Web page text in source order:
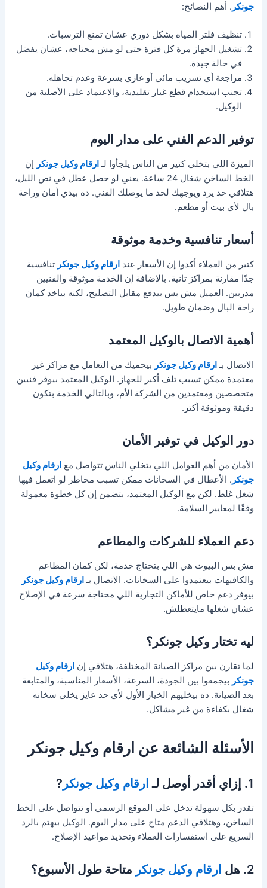
جونكر . أهم النصائح:
تنظيف فلتر المياه بشكل دوري عشان تمنع الترسبات.
تشغيل الجهاز مرة كل فترة حتى لو مش محتاجه، عشان يفضل
في حالة جيدة.
مراجعة أي تسريب مائي أو غازي بسرعة وعدم تجاهله.
تجنب استخدام قطع غيار تقليدية، والاعتماد على الأصلية من
الوكيل.
توفير الدعم الفني على مدار اليوم
الميزة اللي بتخلي كتير من الناس يلجأوا لـ ارقام وكيل جونكر إن
الخط الساخن شغال 24 ساعة. يعني لو حصل عطل في نص الليل،
هتلاقي حد يرد ويوجهك لحد ما يوصلك الفني. ده بيدي أمان وراحة
بال لأي بيت أو مطعم.
أسعار تنافسية وخدمة موثوقة
كتير من العملاء أكدوا إن الأسعار عند ارقام وكيل جونكر تنافسية
جدًا مقارنة بمراكز تانية. بالإضافة إن الخدمة موثوقة والفنيين
مدربين. العميل مش بس بيدفع مقابل التصليح، لكنه بياخد كمان
راحة البال وضمان طويل.
أهمية الاتصال بالوكيل المعتمد
الاتصال بـ ارقام وكيل جونكر بيحميك من التعامل مع مراكز غير
معتمدة ممكن تسبب تلف أكبر للجهاز. الوكيل المعتمد بيوفر فنيين
متخصصين ومعتمدين من الشركة الأم، وبالتالي الخدمة بتكون
دقيقة وموثوقة أكتر.
دور الوكيل في توفير الأمان
الأمان من أهم العوامل اللي بتخلي الناس تتواصل مع ارقام وكيل
جونكر . الأعطال في السخانات ممكن تسبب مخاطر لو اتعمل فيها
شغل غلط. لكن مع الوكيل المعتمد، بتضمن إن كل خطوة معمولة
وفقًا لمعايير السلامة.
دعم العملاء للشركات والمطاعم
مش بس البيوت هي اللي بتحتاج خدمة، لكن كمان المطاعم
والكافيهات بيعتمدوا على السخانات. الاتصال بـ ارقام وكيل جونكر
بيوفر دعم خاص للأماكن التجارية اللي محتاجة سرعة في الإصلاح
عشان شغلها مايتعطلش.
ليه تختار وكيل جونكر؟
لما تقارن بين مراكز الصيانة المختلفة، هتلاقي إن ارقام وكيل
جونكر بيجمعوا بين الجودة، السرعة، الأسعار المناسبة، والمتابعة
بعد الصيانة. ده بيخليهم الخيار الأول لأي حد عايز يخلي سخانه
شغال بكفاءة من غير مشاكل.
الأسئلة الشائعة عن ارقام وكيل جونكر
1. إزاي أقدر أوصل لـ ارقام وكيل جونكر ?
تقدر بكل سهولة تدخل على الموقع الرسمي أو تتواصل على الخط
الساخن، وهتلاقي الدعم متاح على مدار اليوم. الوكيل بيهتم بالرد
السريع على استفسارات العملاء وتحديد مواعيد الإصلاح.
2. هل ارقام وكيل جونكر متاحة طول الأسبوع؟